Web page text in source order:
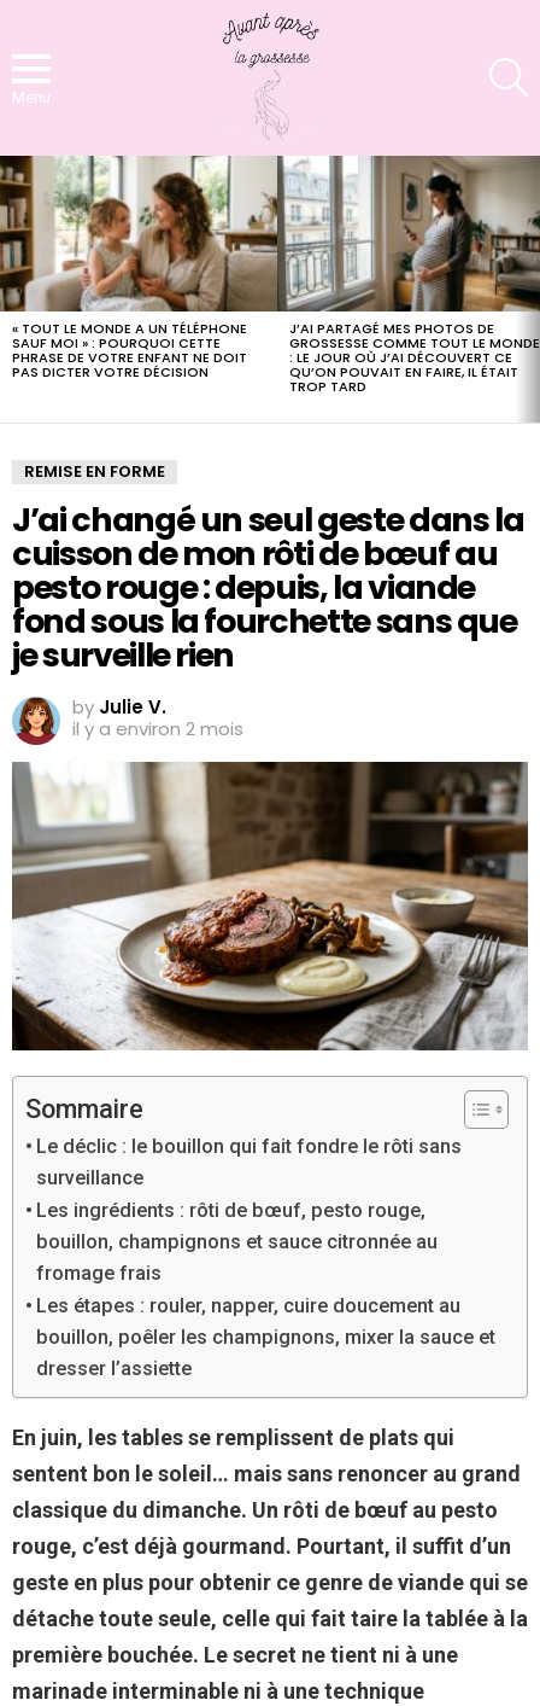
Menu
LATEST
STORIES
« TOUT LE MONDE A UN TÉLÉPHONE
SAUF MOI » : POURQUOI CETTE
PHRASE DE VOTRE ENFANT NE DOIT
PAS DICTER VOTRE DÉCISION
J’AI PARTAGÉ MES PHOTOS DE
GROSSESSE COMME TOUT LE MONDE
: LE JOUR OÙ J’AI DÉCOUVERT CE
QU’ON POUVAIT EN FAIRE, IL ÉTAIT
TROP TARD
REMISE EN FORME
J’ai changé un seul geste dans la
cuisson de mon rôti de bœuf au
pesto rouge : depuis, la viande
fond sous la fourchette sans que
je surveille rien
by Julie V.
il y a environ 2 mois
Sommaire
Le déclic : le bouillon qui fait fondre le rôti sans
surveillance
Les ingrédients : rôti de bœuf, pesto rouge,
bouillon, champignons et sauce citronnée au
fromage frais
Les étapes : rouler, napper, cuire doucement au
bouillon, poêler les champignons, mixer la sauce et
dresser l’assiette
En juin, les tables se remplissent de plats qui
sentent bon le soleil… mais sans renoncer au grand
classique du dimanche. Un rôti de bœuf au pesto
rouge, c’est déjà gourmand. Pourtant, il suffit d’un
geste en plus pour obtenir ce genre de viande qui se
détache toute seule, celle qui fait taire la tablée à la
première bouchée. Le secret ne tient ni à une
marinade interminable ni à une technique